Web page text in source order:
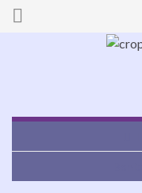
Search for: